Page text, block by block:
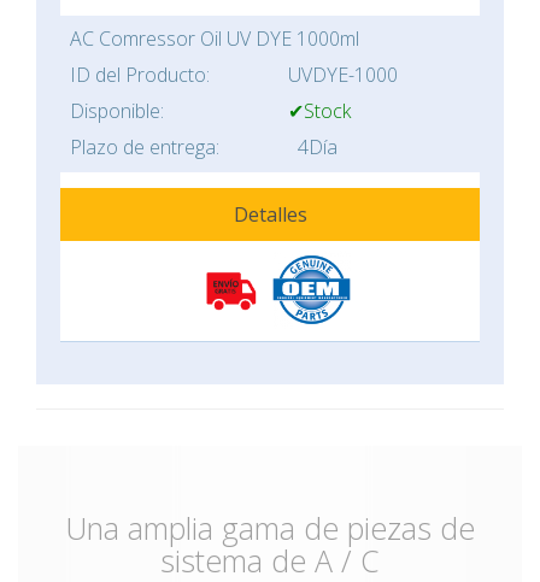
AC Comressor Oil UV DYE 1000ml
ID del Producto:
UVDYE-1000
Disponible:
✔Stock
Plazo de entrega:
4Día
Detalles
Una amplia gama de piezas de
sistema de A / C